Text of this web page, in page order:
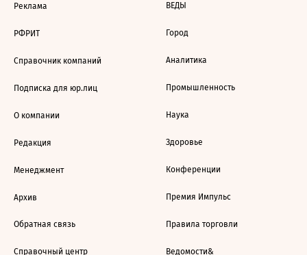
Реклама
РФРИТ
Справочник компаний
Подписка для юр.лиц
О компании
Редакция
Менеджмент
Архив
Обратная связь
Справочный центр
ВЕДЫ
Город
Аналитика
Промышленность
Наука
Здоровье
Конференции
Премия Импульс
Правила торговли
Ведомости&